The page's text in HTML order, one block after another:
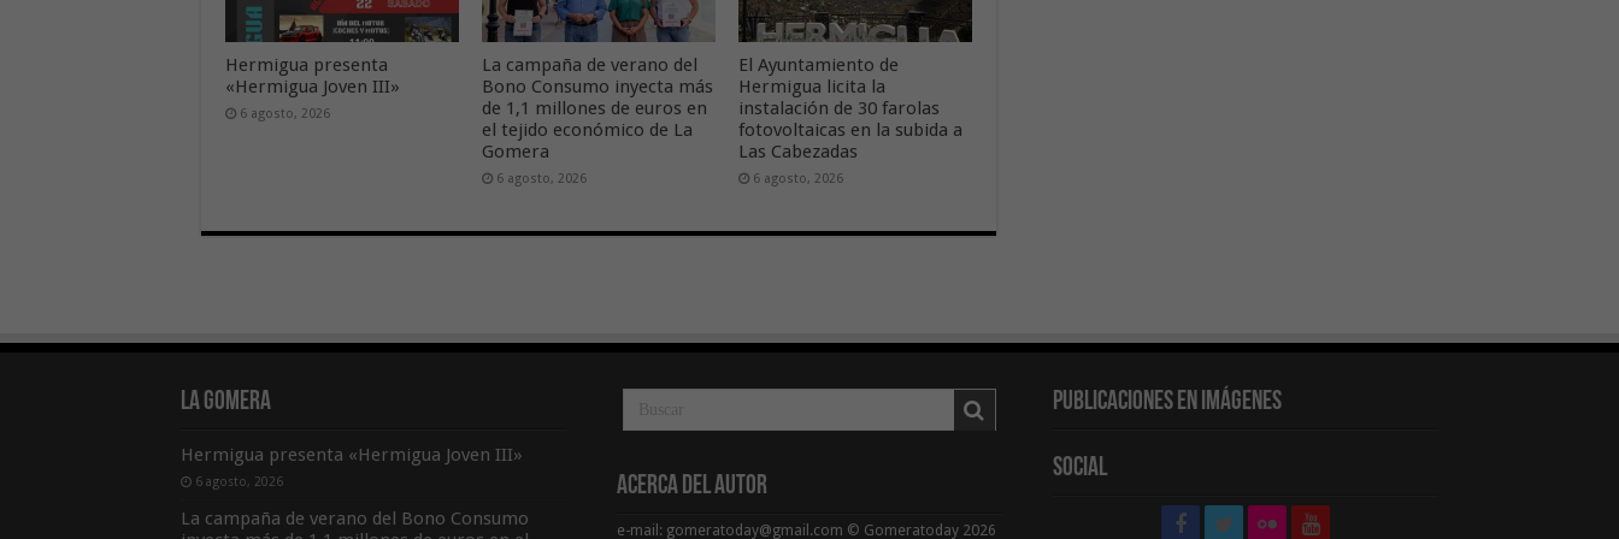
Hermigua presenta
«Hermigua Joven III»
6 agosto, 2026
La campaña de verano del
Bono Consumo inyecta más
de 1,1 millones de euros en
el tejido económico de La
Gomera
6 agosto, 2026
El Ayuntamiento de
Hermigua licita la
instalación de 30 farolas
fotovoltaicas en la subida a
Las Cabezadas
6 agosto, 2026
La Gomera
Hermigua presenta «Hermigua Joven III»
6 agosto, 2026
La campaña de verano del Bono Consumo
Acerca del Autor
e-mail: gomeratoday@gmail.com © Gomeratoday 2026
Publicaciones en Imágenes
Social